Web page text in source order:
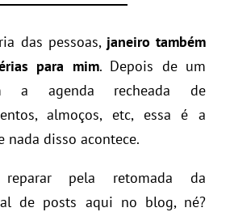
das pessoas, janeiro também
para mim. Depois de um
a agenda recheada de
almoços, etc, essa é a
nada disso acontece.
pela retomada da
de posts aqui no blog, né?